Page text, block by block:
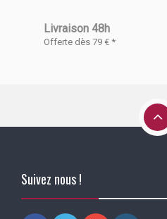
Livraison 48h
Offerte dès 79 € *
Suivez nous !